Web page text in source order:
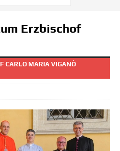
Erzbischof
CARLO MARIA VIGANÒ